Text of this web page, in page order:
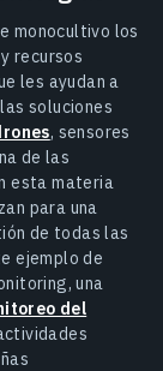
monocultivo los
recursos
les ayudan a
soluciones
, sensores
de las
esta materia
para una
de todas las
ejemplo de
una
del